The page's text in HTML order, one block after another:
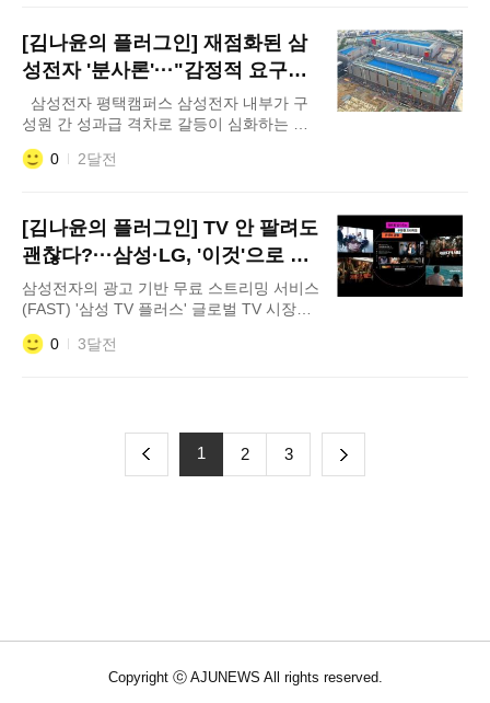
려하면 수치 이상의 의미를 지니기 때문이
다. 그
[김나윤의 플러그인] 재점화된 삼
성전자 '분사론'···"감정적 요구일
뿐 실익 없다"
성원 간 성과급 격차로 갈등이 심화하는 가
운데 일부 직원들 사이에서 '분사론'이 다시
고개를 들고 있다. 수년째 '장외 주장'에 그쳤
실적으로 득보다 실이 훨
0 2달전
[김나윤의 플러그인] TV 안 팔려도
괜찮다?···삼성·LG, '이것'으로 넷
플릭스에 날린 도전장
삼성전자의 광고 기반 무료 스트리밍 서비스
(FAST) '삼성 TV 플러스' 글로벌 TV 시장의
장기 침체로 하드웨어 판매가 한계에 부딪히
자 국내 가전 명가인 삼성전자와 LG전자가
0 3달전
이 1 2 3 다
Copyright ⓒ AJUNEWS All rights reserved.